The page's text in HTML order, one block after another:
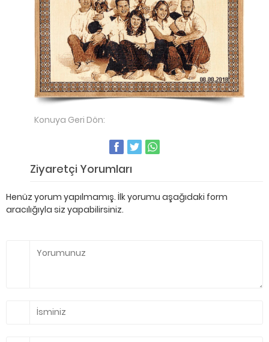
Konuya Geri Dön:
Ziyaretçi Yorumları
Henüz yorum yapılmamış. İlk yorumu aşağıdaki form
aracılığıyla siz yapabilirsiniz.